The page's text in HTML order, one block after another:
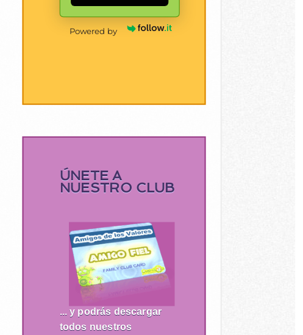
Powered by
ÚNETE A
NUESTRO CLUB
... y podrás descargar
todos nuestros